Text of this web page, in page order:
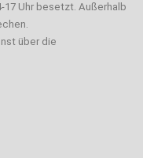
17 Uhr besetzt. Außerhalb
über die